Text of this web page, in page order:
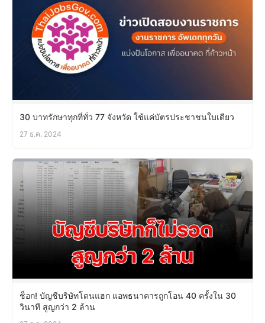
30 บาทรักษาทุกที่ทั่ว 77 จังหวัด ใช้แค่บัตรประชาชนใบเดียว
27 ธ.ค. 2024
ช็อก! บัญชีบริษัทโดนแฮก แอพธนาคารถูกโอน 40 ครั้งใน 30
วินาที สูญกว่า 2 ล้าน